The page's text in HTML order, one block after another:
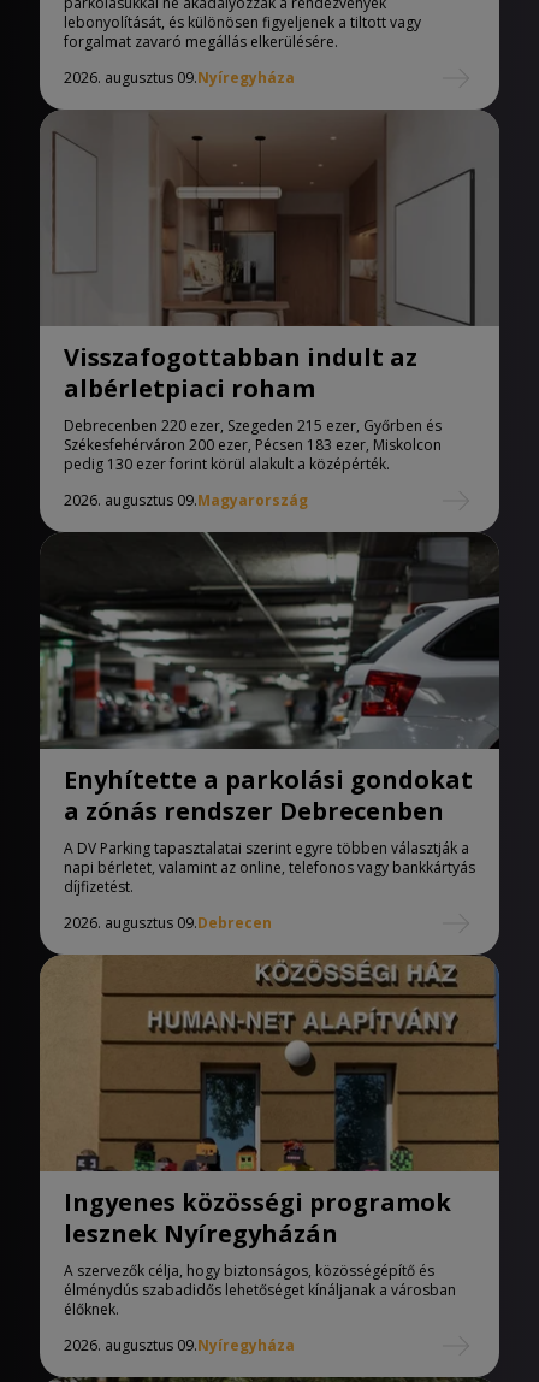
lebonyolítását, és különösen figyeljenek a tiltott vagy
forgalmat zavaró megállás elkerülésére.
2026. augusztus 09.Nyíregyháza
Visszafogottabban indult az
albérletpiaci roham
Debrecenben 220 ezer, Szegeden 215 ezer, Győrben és
Székesfehérváron 200 ezer, Pécsen 183 ezer, Miskolcon
pedig 130 ezer forint körül alakult a középérték.
2026. augusztus 09.Magyarország
Enyhítette a parkolási gondokat
a zónás rendszer Debrecenben
A DV Parking tapasztalatai szerint egyre többen választják a
napi bérletet, valamint az online, telefonos vagy bankkártyás
díjfizetést.
2026. augusztus 09.Debrecen
Ingyenes közösségi programok
lesznek Nyíregyházán
A szervezők célja, hogy biztonságos, közösségépítő és
élménydús szabadidős lehetőséget kínáljanak a városban
élőknek.
2026. augusztus 09.Nyíregyháza